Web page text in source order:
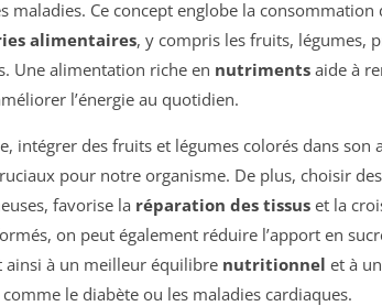
maladies. Ce concept englobe la
alimentaires, y compris les fruits, légumes,
Une alimentation riche en nutriments aide à
l’énergie au quotidien.
intégrer des fruits et légumes colorés dans
pour notre organisme. De plus, choisir
favorise la réparation des tissus et la
on peut également réduire l’apport en
ainsi à un meilleur équilibre nutritionnel et à
le diabète ou les maladies cardiaques.